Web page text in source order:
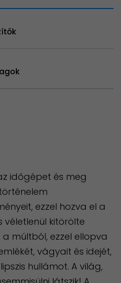
időgépet és meg
ezzel hozva el a
véletlenül kitörölte
múltból, ezzel ellopva
vágyait és idejét,
hullámot. A világ,